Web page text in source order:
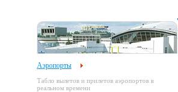
Аэропорты
Табло вылетов и прилетов аэропортов в
реальном времени